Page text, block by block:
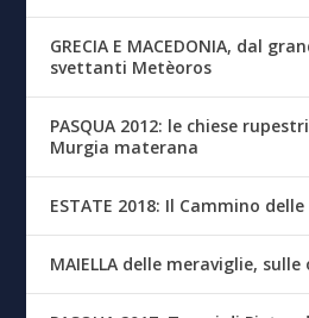
GRECIA E MACEDONIA, dal
svettanti Metèoros
PASQUA 2012: le chiese
Murgia materana
ESTATE 2018: Il Cammino
MAIELLA delle meraviglie,